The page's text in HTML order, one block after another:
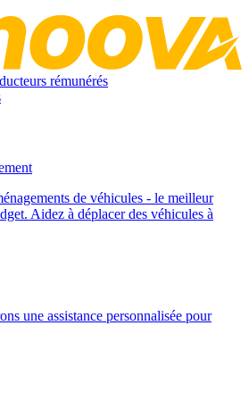
rémunérés
de véhicules - le meilleur
Aidez à déplacer des véhicules à
une assistance personnalisée pour